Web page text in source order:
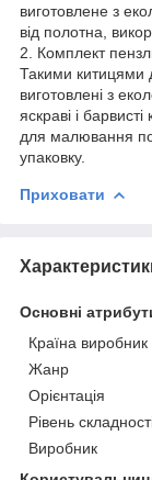
виготовлене з
від полотна,
2. Комплект
Такими китицями
виготовлені з
яскраві і
для малювання
упаковку.
Приховати
Основні
Країна виробник
Жанр
Орієнтація
Рівень
Виробник